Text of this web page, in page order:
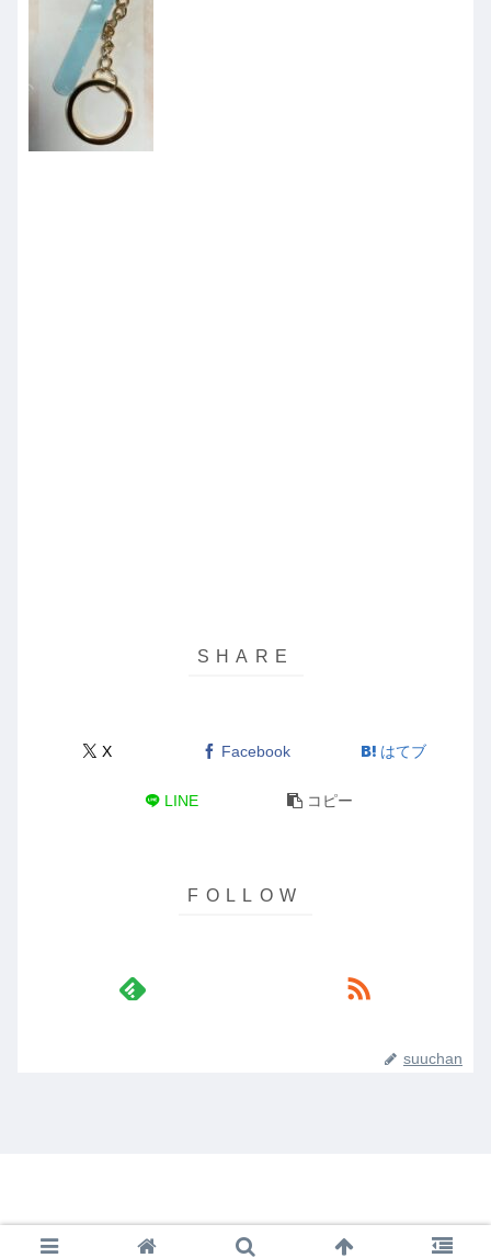
X Facebook はてブ
LINE コピー
suuchan
© 2019 .